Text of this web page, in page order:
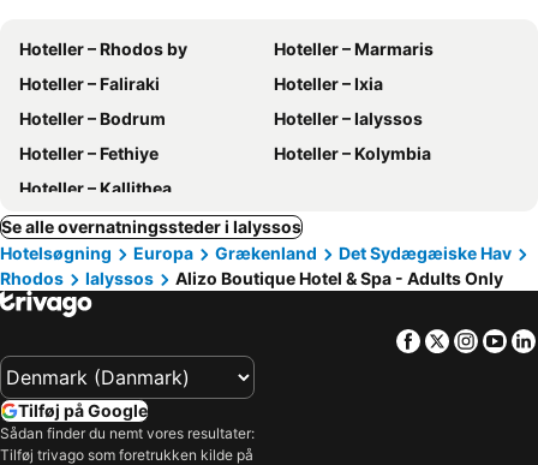
Hoteller – Rhodos by
Hoteller – Marmaris
Hoteller – Faliraki
Hoteller – Ixia
Hoteller – Bodrum
Hoteller – Ialyssos
Hoteller – Fethiye
Hoteller – Kolymbia
Hoteller – Kallithea
Se alle overnatningssteder i Ialyssos
Hotelsøgning
Europa Grækenland
Det Sydægæiske Hav
Rhodos
Ialyssos Alizo Boutique Hotel & Spa - Adults Only
Facebook
Twitter
Tilføj på Google
Sådan finder du nemt vores resultater:
Tilføj trivago som foretrukken kilde på